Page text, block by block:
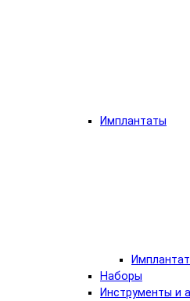
Имплантаты
Наборы
Инструменты и